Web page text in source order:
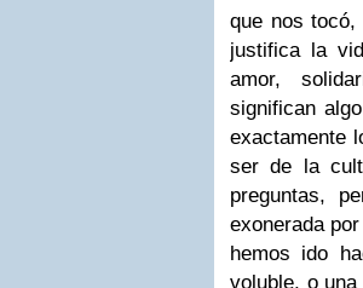
que nos
justifica la
amor,
significan
exactamente
ser de la
preguntas,
exonerada
hemos ido
voluble, o